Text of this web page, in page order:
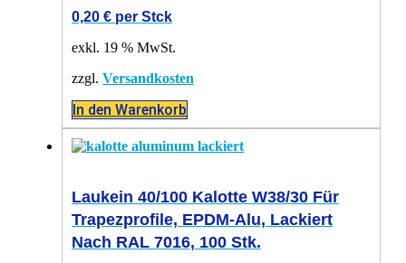
0,20 € per Stck
exkl. 19 % MwSt.
zzgl. Versandkosten
In den Warenkorb
Laukein 40/100 Kalotte W38/30 Für
Trapezprofile, EPDM-Alu, Lackiert
Nach RAL 7016, 100 Stk.